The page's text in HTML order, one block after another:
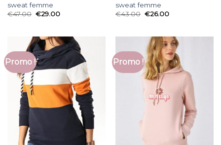
sweat femme
€47.00 €29.00
sweat femme
€43.00 €26.00
Promo ! Promo !